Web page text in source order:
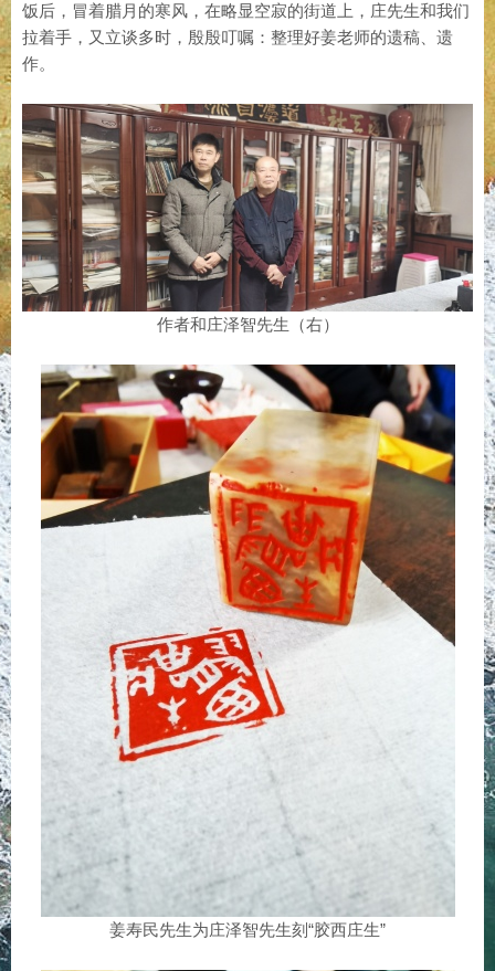
饭后，冒着腊月的寒风，在略显空寂的街道上，庄先生和我们
拉着手，又立谈多时，殷殷叮嘱：整理好姜老师的遗稿、遗
作。
作者和庄泽智先生（右）
姜寿民先生为庄泽智先生刻“胶西庄生”